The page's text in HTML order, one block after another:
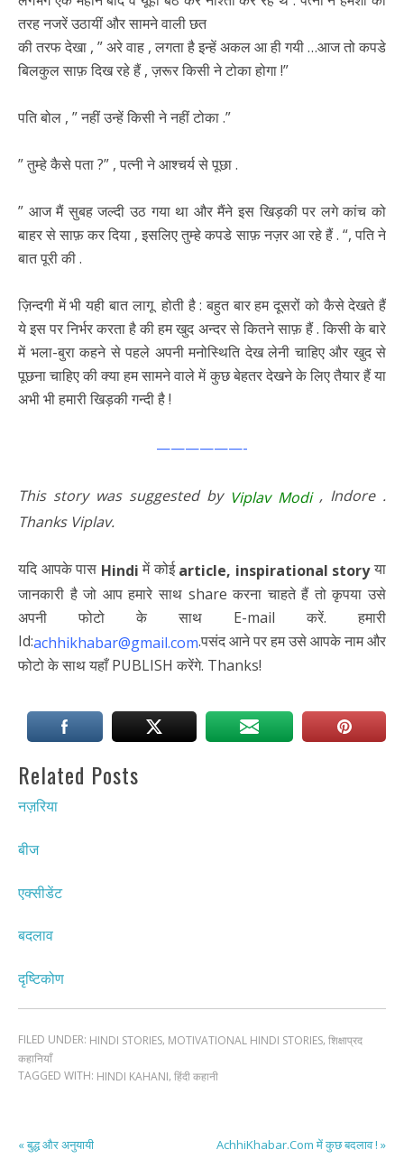
तरह नजरें उठायीं और सामने वाली छत
की तरफ देखा , ” अरे वाह , लगता है इन्हें अकल आ ही गयी …आज तो कपडे
बिलकुल साफ़ दिख रहे हैं , ज़रूर किसी ने टोका होगा !”
पति बोल , ” नहीं उन्हें किसी ने नहीं टोका .”
” तुम्हे कैसे पता ?” , पत्नी ने आश्चर्य से पूछा .
” आज मैं सुबह जल्दी उठ गया था और मैंने इस खिड़की पर लगे कांच को
बाहर से साफ़ कर दिया , इसलिए तुम्हे कपडे साफ़ नज़र आ रहे हैं . “, पति ने
बात पूरी की .
ज़िन्दगी में भी यही बात लागू होती है : बहुत बार हम दूसरों को कैसे देखते हैं
ये इस पर निर्भर करता है की हम खुद अन्दर से कितने साफ़ हैं . किसी के बारे
में भला-बुरा कहने से पहले अपनी मनोस्थिति देख लेनी चाहिए और खुद से
पूछना चाहिए की क्या हम सामने वाले में कुछ बेहतर देखने के लिए तैयार हैं या
अभी भी हमारी खिड़की गन्दी है !
——————-
This story was suggested by Viplav Modi, Indore .
Thanks Viplav.
यदि आपके पास Hindiमें कोईarticle, inspirational storyया
जानकारी है जो आप हमारे साथ share करना चाहते हैं तो कृपया उसे
अपनी फोटो के साथ E-mail करें. हमारी
Id:achhikhabar@gmail.com.पसंद आने पर हम उसे आपके नाम और
फोटो के साथ यहाँ PUBLISH करेंगे. Thanks!
Related Posts
नज़रिया
बीज
एक्सीडेंट
बदलाव
दृष्टिकोण
FILED UNDER: HINDI STORIES, MOTIVATIONAL HINDI STORIES, शिक्षाप्रद
कहानियाँ
TAGGED WITH: HINDI KAHANI, हिंदी कहानी
« बुद्ध और अनुयायी AchhiKhabar.Com में कुछ बदलाव ! »